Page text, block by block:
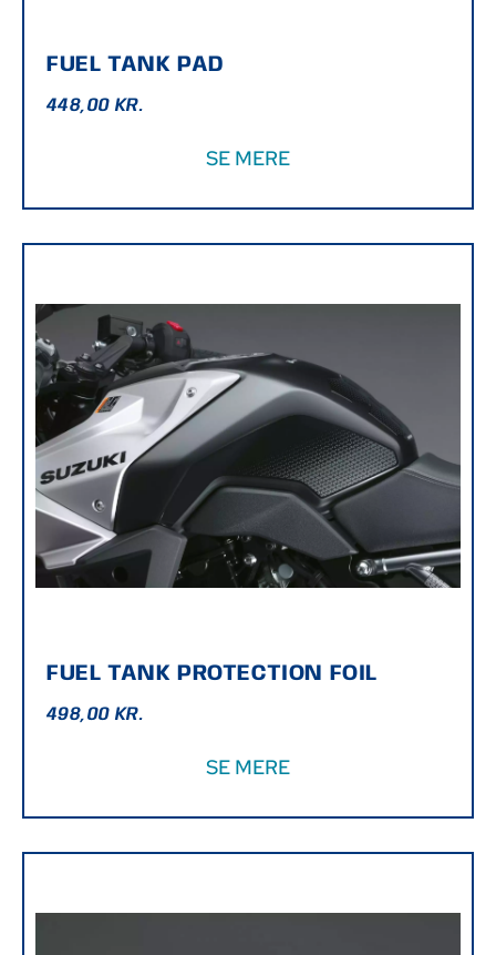
FUEL TANK PAD
448,00 KR.
SE MERE
FUEL TANK PROTECTION FOIL
498,00 KR.
SE MERE